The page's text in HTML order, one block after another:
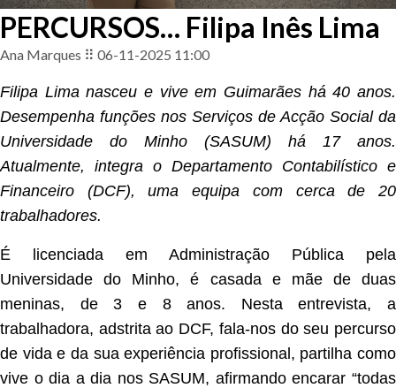
PERCURSOS… Filipa Inês Lima
Ana Marques ⠿ 06-11-2025 11:00
Filipa Lima nasceu e vive em Guimarães há 40 anos.
Desempenha funções nos Serviços de Acção Social da
Universidade do Minho (SASUM) há 17 anos.
Atualmente, integra o Departamento Contabilístico e
Financeiro (DCF), uma equipa com cerca de 20
trabalhadores.
É licenciada em Administração Pública pela
Universidade do Minho, é casada e mãe de duas
meninas, de 3 e 8 anos. Nesta entrevista, a
trabalhadora, adstrita ao DCF, fala-nos do seu percurso
de vida e da sua experiência profissional, partilha como
vive o dia a dia nos SASUM, afirmando encarar “todas